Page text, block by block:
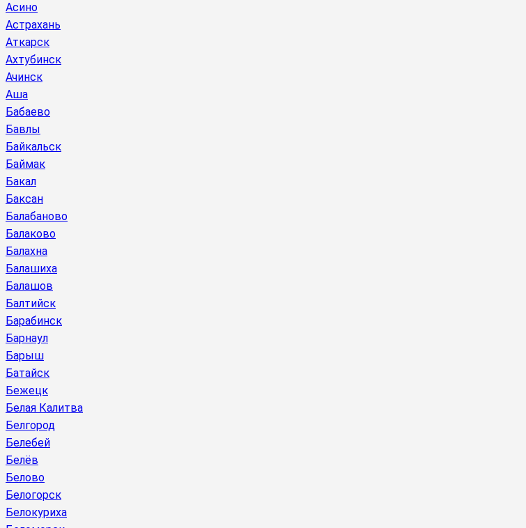
Асино
Астрахань
Аткарск
Ахтубинск
Ачинск
Аша
Бабаево
Бавлы
Байкальск
Баймак
Бакал
Баксан
Балабаново
Балаково
Балахна
Балашиха
Балашов
Балтийск
Барабинск
Барнаул
Барыш
Батайск
Бежецк
Белая Калитва
Белгород
Белебей
Белёв
Белово
Белогорск
Белокуриха